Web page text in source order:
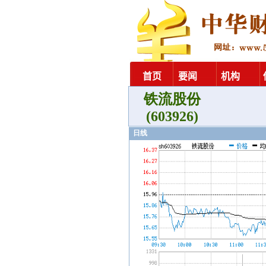
铁流股份
(603926)
日线